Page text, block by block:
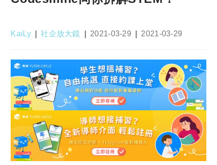
Post
KaiLy
Post
社企放大鏡
Post
2021-03-29
Post
2021-03-29